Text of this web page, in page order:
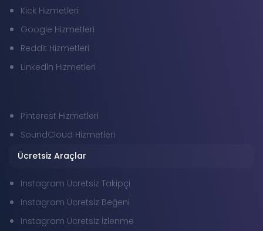
Kick Hizmetleri
Google Hizmetleri
Reddit Hizmetleri
Linkedln Hizmetleri
Pinterest Hizmetleri
SoundCloud Hizmetleri
Ücretsiz Araçlar
Instagram Ücretsiz Takipçi
Instagram Ücretsiz Beğeni
Instagram Ücretsiz İzlenme